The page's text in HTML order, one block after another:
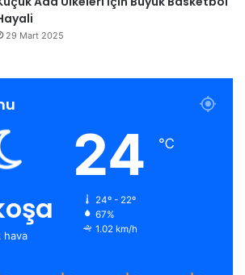
29 Mart 2025
hava
24 ℃
24º - 22º
67%
1.02 km/h